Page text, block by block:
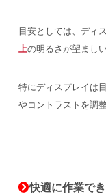
目安としては、ディ
上の明るさが望まし
特にディスプレイは
やコントラストを調
快適に作業で